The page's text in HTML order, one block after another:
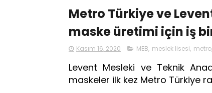
Metro Türkiye ve
maske üretimi için iş
Kasım 16, 2020 MEB, meslek lisesi, metro,
Levent Mesleki ve Teknik
maskeler ilk kez Metro Türkiye